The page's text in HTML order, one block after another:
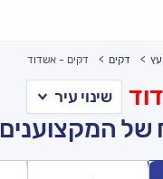
עץ דקים דקים - אשדוד
של המקצוענים